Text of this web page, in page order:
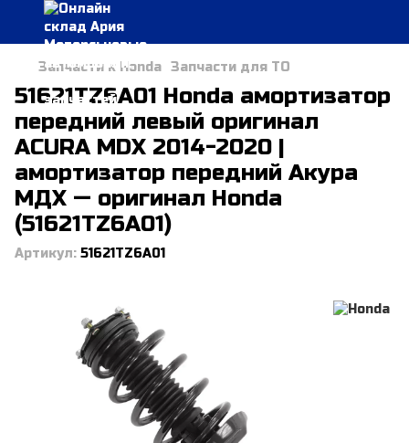
Запчасти к Honda Запчасти для ТО
51621TZ6A01 Honda амортизатор
передний левый оригинал
ACURA MDX 2014-2020 |
амортизатор передний Акура
МДХ — оригинал Honda
(51621TZ6A01)
Артикул: 51621TZ6A01